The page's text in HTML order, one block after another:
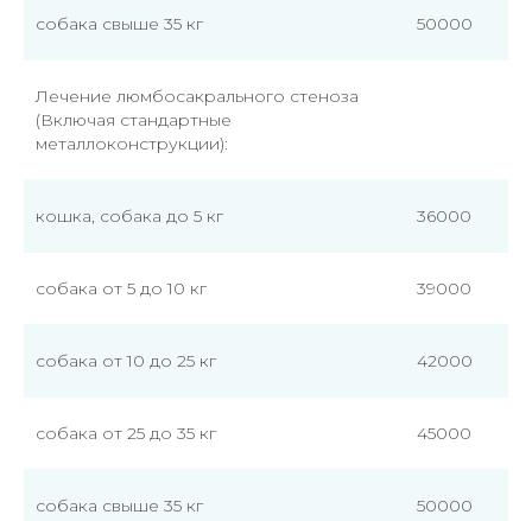
собака свыше 35 кг 50000
Лечение люмбосакрального стеноза
(Включая стандартные
металлоконструкции):
кошка, собака до 5 кг 36000
собака от 5 до 10 кг 39000
собака от 10 до 25 кг 42000
собака от 25 до 35 кг 45000
собака свыше 35 кг 50000